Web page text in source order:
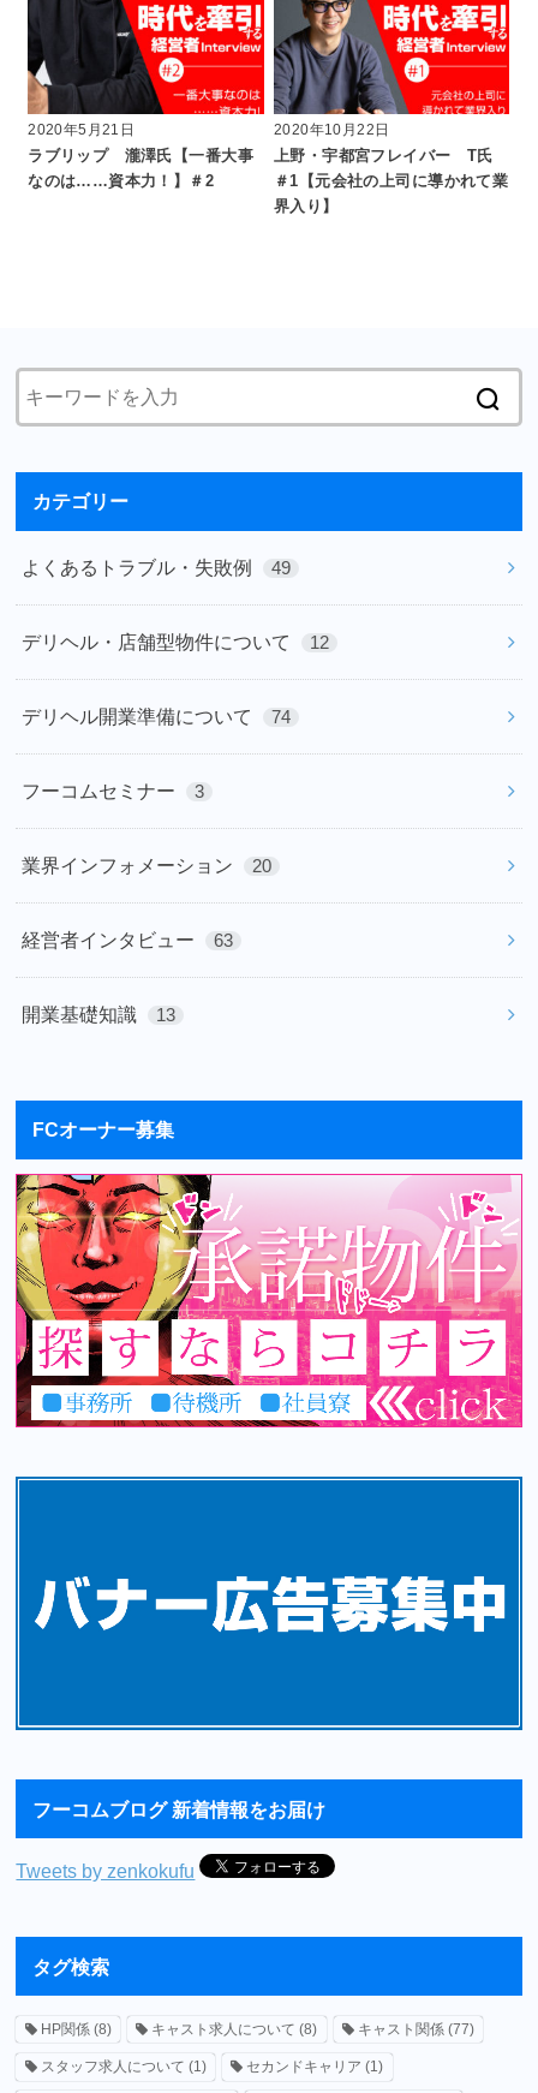
2020年5月21日
ラブリップ 瀧澤氏【一番大事
なのは……資本力！】＃2
2020年10月22日
上野・宇都宮フレイバー T氏
＃1【元会社の上司に導かれて業
界入り】
カテゴリー
よくあるトラブル・失敗例 49
デリヘル・店舗型物件について 12
デリヘル開業準備について 74
フーコムセミナー 3
業界インフォメーション 20
経営者インタビュー 63
開業基礎知識 13
FCオーナー募集
フーコムブログ 新着情報をお届け
Tweets by zenkokufu
タグ検索
HP関係(8) キャスト求人について (8) キャスト関係 (77)
スタッフ求人について (1) セカンドキャリア (1)